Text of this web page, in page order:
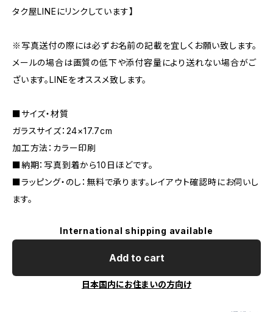
タク屋LINEにリンクしています】
※写真送付の際には必ずお名前の記載を宜しくお願い致します。
メールの場合は画質の低下や添付容量により送れない場合がご
ざいます。LINEをオススメ致します。
■サイズ・材質
ガラスサイズ：24×17.7cm
加工方法：カラー印刷
■納期：写真到着から10日ほどです。
■ラッピング・のし：無料で承ります。レイアウト確認時にお伺いし
ます。
International shipping available
Add to cart
日本国内にお住まいの方向け